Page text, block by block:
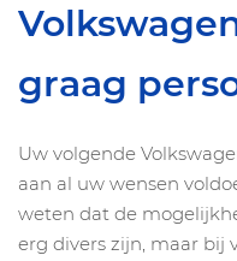
graag
Uw volgende
aan al uw wensen
weten dat de
erg divers zijn, maar bij